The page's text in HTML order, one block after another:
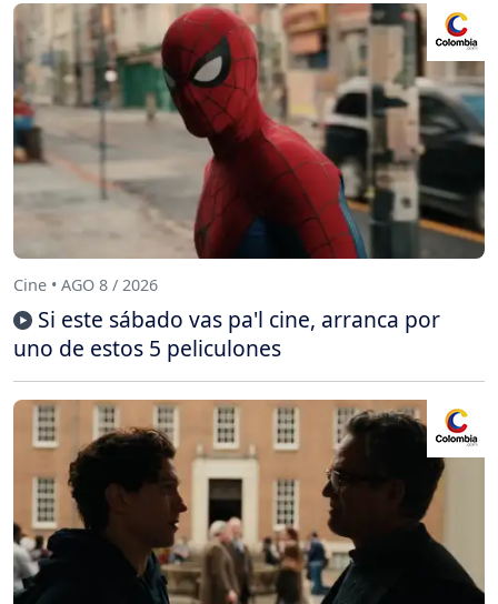
Cine • AGO 8 / 2026
Si este sábado vas pa'l cine, arranca por
uno de estos 5 peliculones